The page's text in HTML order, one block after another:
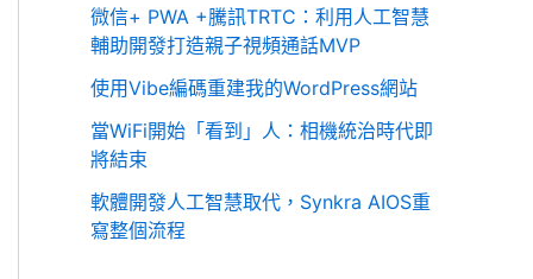
微信+ PWA +騰訊TRTC：利用人工智慧
輔助開發打造親子視頻通話MVP
使用Vibe編碼重建我的WordPress網站
當WiFi開始「看到」人：相機統治時代即
將結束
軟體開發人工智慧取代，Synkra AIOS重
寫整個流程